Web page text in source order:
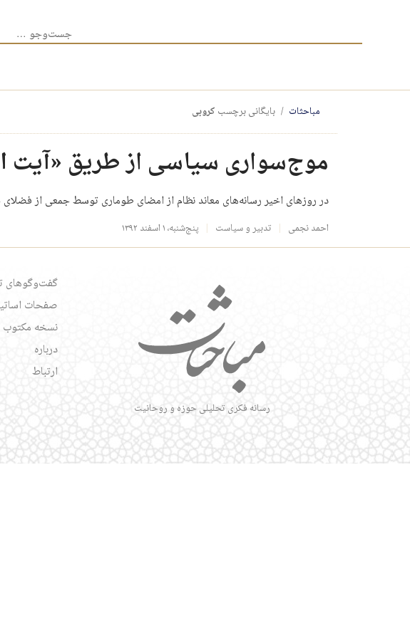
جست‌وجو برای:
مباحثات بایگانی برچسب کروبی
موج‌سواری سیاسی از طریق «آیت
در روزهای اخیر رسانه‌های معاند نظام از امضای طوماری توسط جمعی از
احمد نجمی تدبیر و سیاست پنج‌شنبه، ۱ اسفند ۱۳۹۲
رسانه فکری تحلیلی حوزه و روحانیت
گفت‌وگوهای
صفحات
نسخه مکتوب
درباره
ارتباط